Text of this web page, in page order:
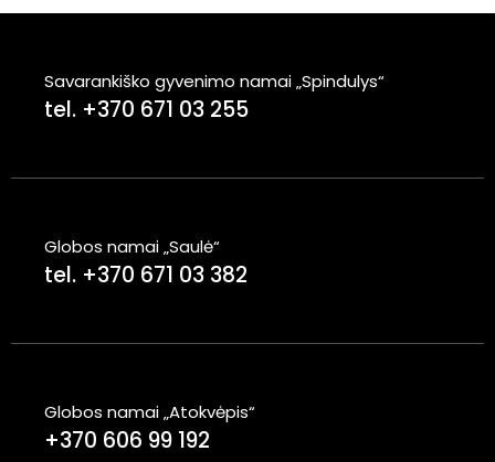
Savarankiško gyvenimo namai „Spindulys“
tel. +370 671 03 255
Globos namai „Saulė“
tel. +370 671 03 382
Globos namai „Atokvėpis“
+370 606 99 192